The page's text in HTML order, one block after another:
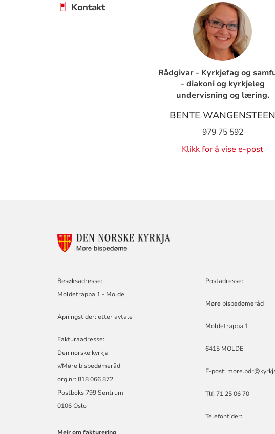
Kontakt
Rådgivar - Kyrkjefag og
- diakoni og kyrkjeleg
undervisning og læring.
BENTE WANGENSTEEN
979 75 592
Klikk for å vise e-post
KONTAKTINFORMASJON
Besøksadresse:
Moldetrappa 1 - Molde
Åpningstider: etter avtale
Fakturaadresse:
Den norske kyrkja
v/Møre bispedømeråd
org.nr: 818 066 872
Postboks 799 Sentrum
0106 Oslo
Postadresse:
Møre bispedømeråd
Moldetrappa 1
6415 MOLDE
E-post:
Tlf: 71 25 06 70
Telefontider: